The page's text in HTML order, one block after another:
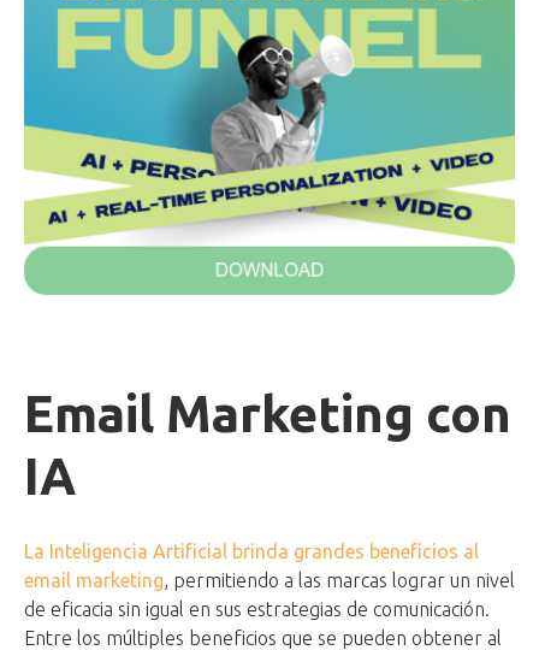
Email Marketing con
IA
La Inteligencia Artificial brinda grandes beneficios al
email marketing, permitiendo a las marcas lograr un nivel
de eficacia sin igual en sus estrategias de comunicación.
Entre los múltiples beneficios que se pueden obtener al